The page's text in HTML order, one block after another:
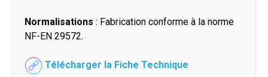
Normalisations : Fabrication conforme à la norme
NF-EN 29572.
Télécharger la Fiche Technique